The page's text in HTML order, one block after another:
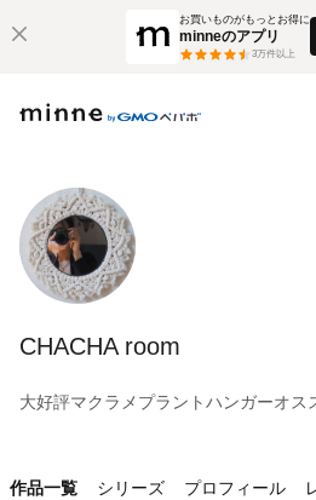
お買いものがもっとお得に
minneのアプリ
3万件以上
CHACHA room
大好評マクラメプラントハンガーオ
作品一覧 シリーズ プロフィール